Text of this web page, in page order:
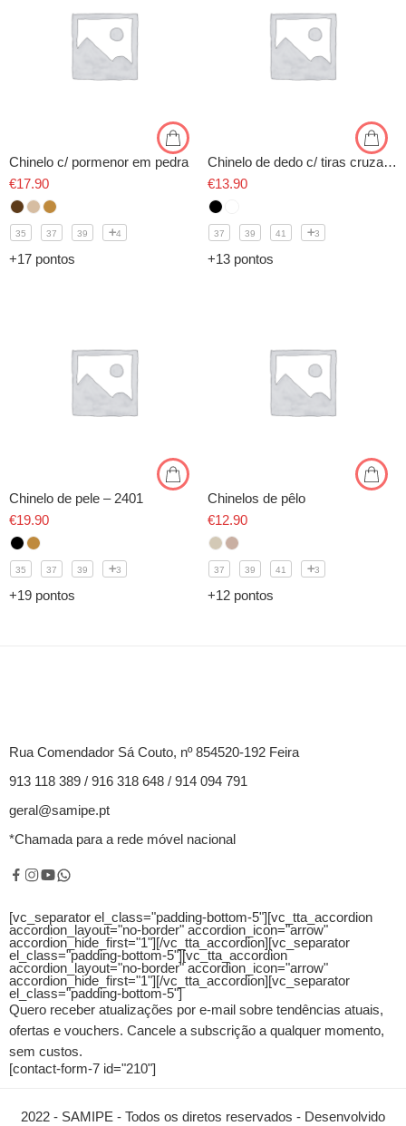
Chinelo c/ pormenor em pedra
€17.90
35 37 39 4
+17 pontos
Chinelo de dedo c/ tiras cruzadas
€13.90
37 39 41 3
+13 pontos
Chinelo de pele – 2401
€19.90
35 37 39 3
+19 pontos
Chinelos de pêlo
€12.90
37 39 41 3
+12 pontos
Rua Comendador Sá Couto, nº 854520-192 Feira
913 118 389 / 916 318 648 / 914 094 791
geral@samipe.pt
*Chamada para a rede móvel nacional
[vc_separator el_class="padding-bottom-5"][vc_tta_accordion
accordion_layout="no-border" accordion_icon="arrow"
accordion_hide_first="1"] [/vc_tta_accordion][vc_separator
el_class="padding-bottom-5"][vc_tta_accordion
accordion_layout="no-border" accordion_icon="arrow"
accordion_hide_first="1"] [/vc_tta_accordion][vc_separator
el_class="padding-bottom-5"]
Quero receber atualizações por e-mail sobre tendências atuais,
ofertas e vouchers. Cancele a subscrição a qualquer momento,
sem custos.
[contact-form-7 id="210"]
2022 - SAMIPE - Todos os diretos reservados - Desenvolvido